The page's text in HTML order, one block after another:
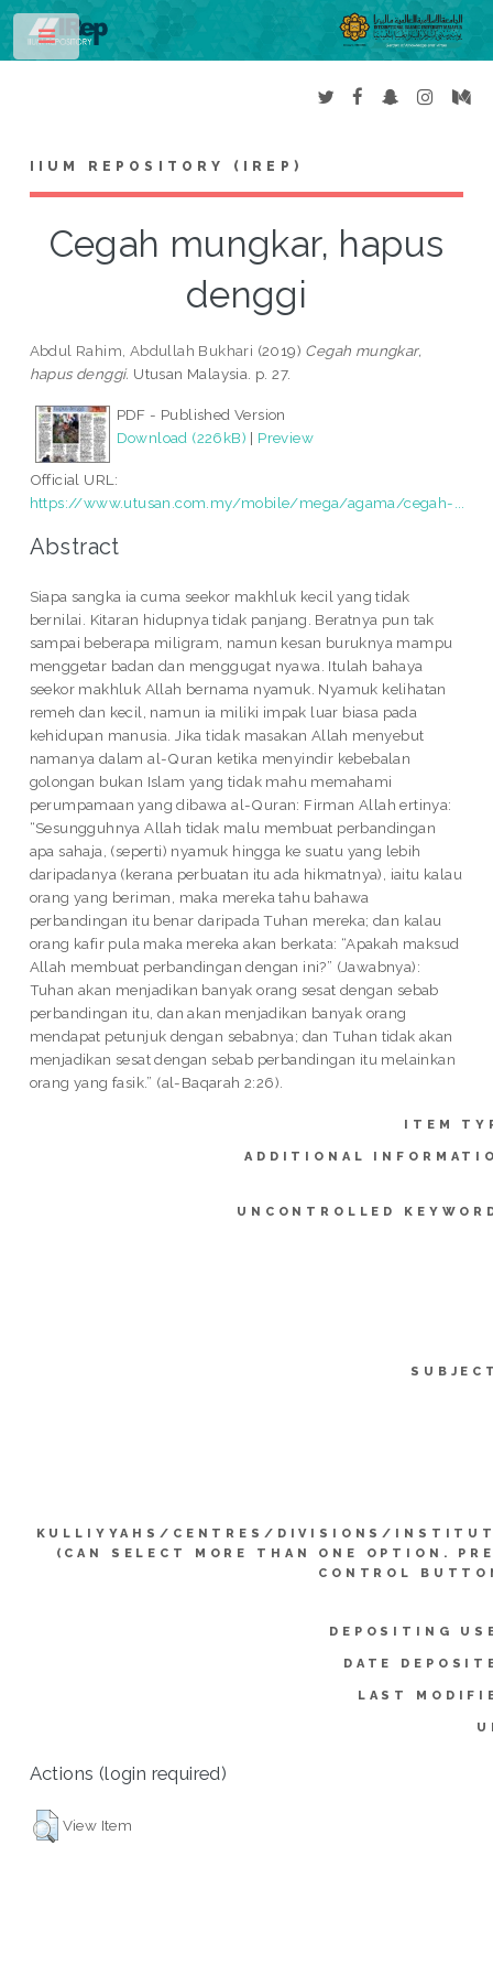
IIUM REPOSITORY (IREP)
Cegah mungkar, hapus
denggi
Abdul Rahim, Abdullah Bukhari (2019) Cegah mungkar,
hapus denggi. Utusan Malaysia. p. 27.
PDF - Published Version
Download (226kB) | Preview
Official URL:
https://www.utusan.com.my/mobile/mega/agama/cegah-...
Abstract
Siapa sangka ia cuma seekor makhluk kecil yang tidak
bernilai. Kitaran hidupnya tidak panjang. Beratnya pun tak
sampai beberapa miligram, namun kesan buruknya mampu
menggetar badan dan menggugat nyawa. Itulah bahaya
seekor makhluk Allah bernama nyamuk. Nyamuk kelihatan
remeh dan kecil, namun ia miliki impak luar biasa pada
kehidupan manusia. Jika tidak masakan Allah menyebut
namanya dalam al-Quran ketika menyindir kebebalan
golongan bukan Islam yang tidak mahu memahami
perumpamaan yang dibawa al-Quran: Firman Allah ertinya:
“Sesungguhnya Allah tidak malu membuat perbandingan
apa sahaja, (seperti) nyamuk hingga ke suatu yang lebih
daripadanya (kerana perbuatan itu ada hikmatnya), iaitu kalau
orang yang beriman, maka mereka tahu bahawa
perbandingan itu benar daripada Tuhan mereka; dan kalau
orang kafir pula maka mereka akan berkata: “Apakah maksud
Allah membuat perbandingan dengan ini?” (Jawabnya):
Tuhan akan menjadikan banyak orang sesat dengan sebab
perbandingan itu, dan akan menjadikan banyak orang
mendapat petunjuk dengan sebabnya; dan Tuhan tidak akan
menjadikan sesat dengan sebab perbandingan itu melainkan
orang yang fasik.” (al-Baqarah 2:26).
ITEM
ADDITIONAL
UNCONTROLLED
KULLIYYAHS/CENTRES/DIVISIONS/
(CAN SELECT MORE THAN ONE OPTION.
CONTROL
DEPOSITING
DATE
LAST
Actions (login required)
View Item
Toggle